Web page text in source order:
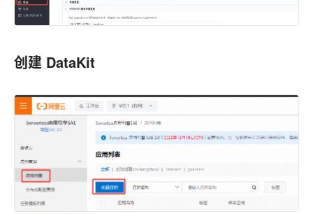
创建 DataKit